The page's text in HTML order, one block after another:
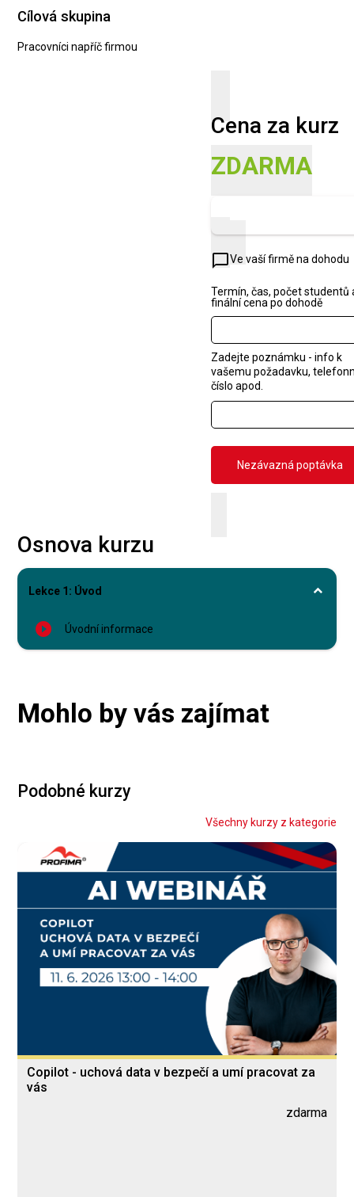
Cena za kurz
ZDARMA
chat_bubble_outlineVe vaší firmě na dohodu
Termín, čas, počet studentů
finální cena po dohodě
Zadejte poznámku - info k
vašemu požadavku,
číslo apod.
Cílová skupina
Pracovníci napříč firmou
Osnova kurzu
Lekce 1: Úvod
play_circle_filled Úvodní informace
Mohlo by vás zajímat
Podobné kurzy
Všechny kurzy z kategorie
Copilot - uchová data v bezpečí a umí pracovat za
vás
zdarma